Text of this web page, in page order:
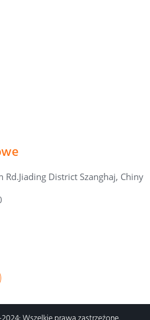
Rd.Jiading District Szanghaj, Chiny
Wszelkie prawa zastrzeżone.